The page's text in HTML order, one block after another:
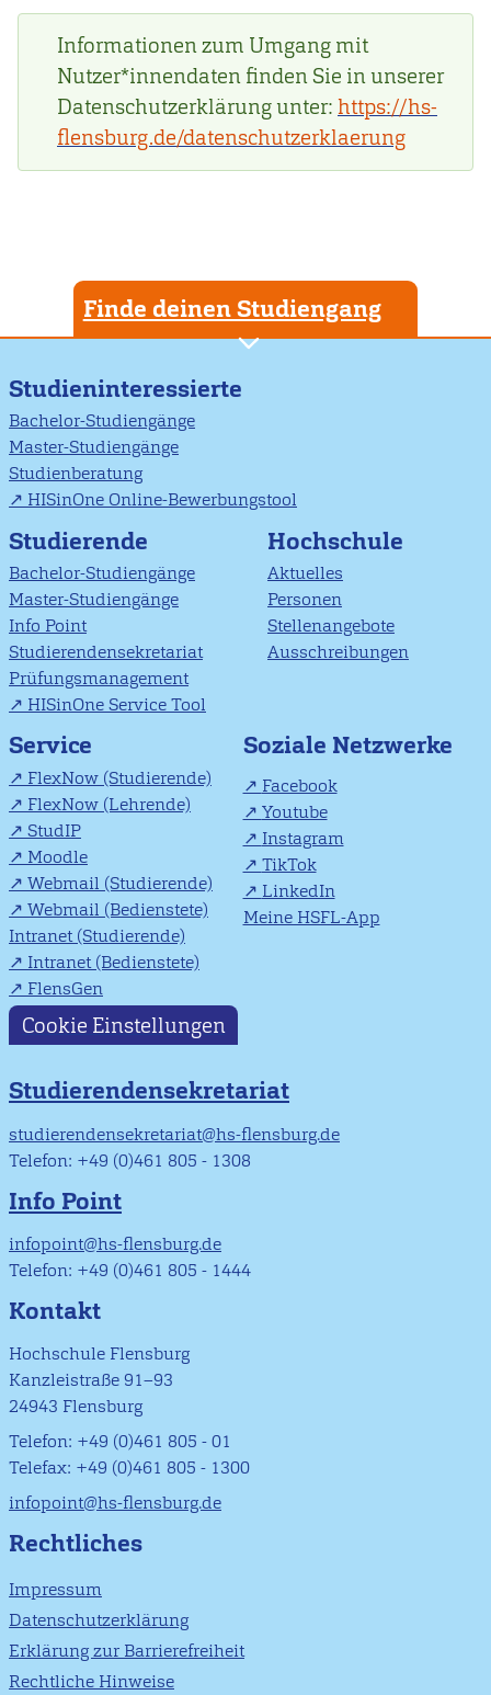
Statusmeldung
Informationen zum Umgang mit
Nutzer*innendaten finden Sie in unserer
Datenschutzerklärung unter: https://hs-
flensburg.de/datenschutzerklaerung
Finde deinen Studiengang
Studieninteressierte
Bachelor-Studiengänge
Master-Studiengänge
Studienberatung
HISinOne Online-Bewerbungstool
Studierende
Bachelor-Studiengänge
Master-Studiengänge
Info Point
Studierendensekretariat
Prüfungsmanagement
HISinOne Service Tool
Hochschule
Aktuelles
Personen
Stellenangebote
Ausschreibungen
Service
FlexNow (Studierende)
FlexNow (Lehrende)
StudIP
Moodle
Webmail (Studierende)
Webmail (Bedienstete)
Intranet (Studierende)
Intranet (Bedienstete)
FlensGen
Soziale Netzwerke
Facebook
Youtube
Instagram
TikTok
LinkedIn
Meine HSFL-App
Cookie Einstellungen
Studierendensekretariat
studierendensekretariat@hs-flensburg.de
Telefon: +49 (0)461 805 - 1308
Info Point
infopoint@hs-flensburg.de
Telefon: +49 (0)461 805 - 1444
Kontakt
Hochschule Flensburg
Kanzleistraße 91–93
24943 Flensburg
Telefon: +49 (0)461 805 - 01
Telefax: +49 (0)461 805 - 1300
infopoint@hs-flensburg.de
Rechtliches
Impressum
Datenschutzerklärung
Erklärung zur Barrierefreiheit
Rechtliche Hinweise